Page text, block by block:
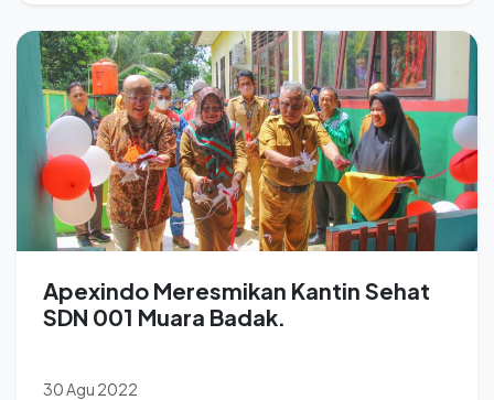
Apexindo Meresmikan Kantin Sehat
SDN 001 Muara Badak.
30 Agu 2022